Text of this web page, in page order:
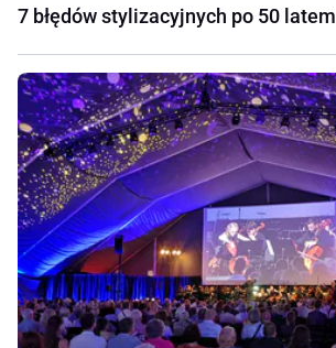
7 błędów stylizacyjnych po 50 latem